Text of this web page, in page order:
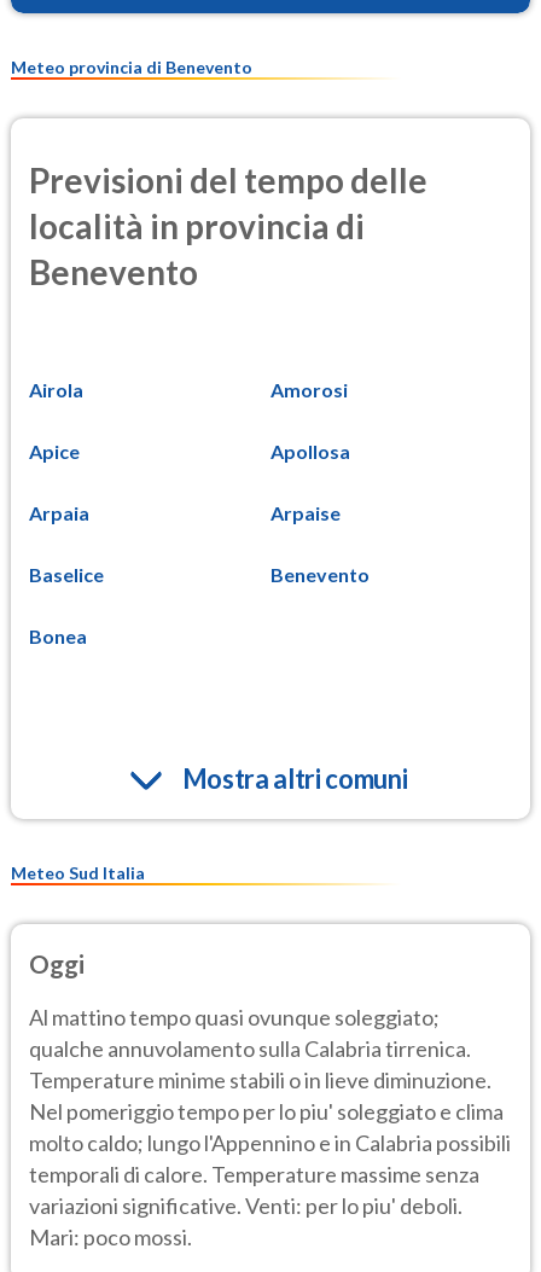
PM25
Meteo provincia di Benevento
Previsioni del tempo delle
località in provincia di
Benevento
Airola Amorosi
Apice Apollosa
Arpaia Arpaise
Baselice Benevento
Bonea
Mostra altri comuni
Meteo Sud Italia
Oggi
Al mattino tempo quasi ovunque soleggiato;
qualche annuvolamento sulla Calabria tirrenica.
Temperature minime stabili o in lieve diminuzione.
Nel pomeriggio tempo per lo piu' soleggiato e clima
molto caldo; lungo l'Appennino e in Calabria possibili
temporali di calore. Temperature massime senza
variazioni significative. Venti: per lo piu' deboli.
Mari: poco mossi.